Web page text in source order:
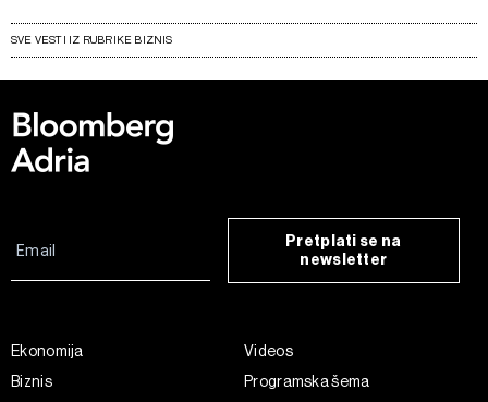
SVE VESTI IZ RUBRIKE BIZNIS
Pretplati se na
newsletter
Ekonomija
Biznis
Videos
Programska šema